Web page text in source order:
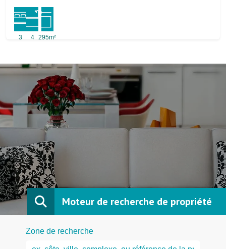
3 4 295m²
Moteur de recherche de propriété
Zone de recherche